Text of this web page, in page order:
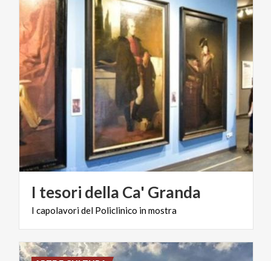
I tesori della Ca' Granda
I capolavoridel Policlinico inmostra